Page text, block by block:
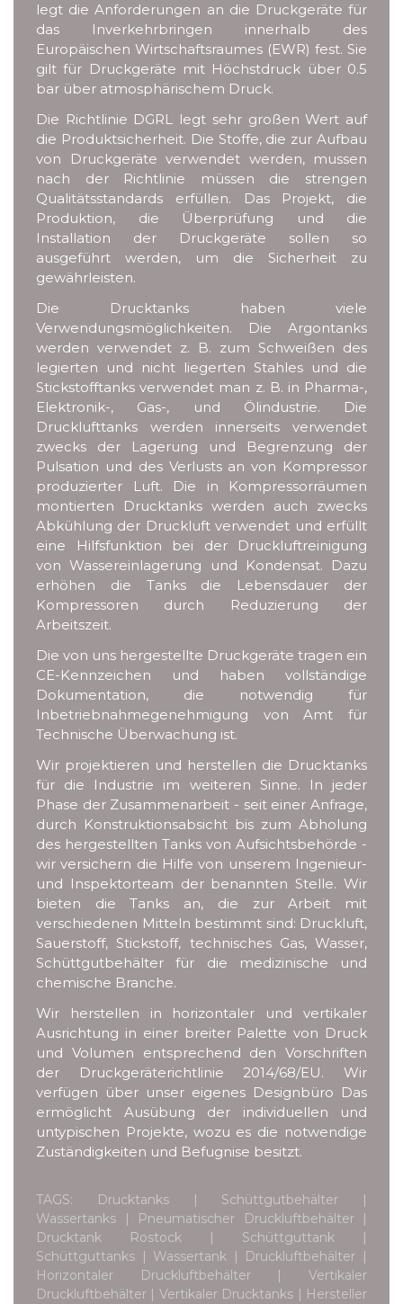
legt die Anforderungen an die Druckgeräte für
das Inverkehrbringen innerhalb des
Europäischen Wirtschaftsraumes (EWR) fest. Sie
gilt für Druckgeräte mit Höchstdruck über 0.5
bar über atmosphärischem Druck.
Die Richtlinie DGRL legt sehr großen Wert auf
die Produktsicherheit. Die Stoffe, die zur Aufbau
von Druckgeräte verwendet werden, mussen
nach der Richtlinie müssen die strengen
Qualitätsstandards erfüllen. Das Projekt, die
Produktion, die Überprüfung und die
Installation der Druckgeräte sollen so
ausgeführt werden, um die Sicherheit zu
gewährleisten.
Die Drucktanks haben viele
Verwendungsmöglichkeiten. Die Argontanks
werden verwendet z. B. zum Schweißen des
legierten und nicht liegerten Stahles und die
Stickstofftanks verwendet man z. B. in Pharma-,
Elektronik-, Gas-, und Ölindustrie. Die
Drucklufttanks werden innerseits verwendet
zwecks der Lagerung und Begrenzung der
Pulsation und des Verlusts an von Kompressor
produzierter Luft. Die in Kompressorräumen
montierten Drucktanks werden auch zwecks
Abkühlung der Druckluft verwendet und erfüllt
eine Hilfsfunktion bei der Druckluftreinigung
von Wassereinlagerung und Kondensat. Dazu
erhöhen die Tanks die Lebensdauer der
Kompressoren durch Reduzierung der
Arbeitszeit.
Die von uns hergestellte Druckgeräte tragen ein
CE-Kennzeichen und haben vollständige
Dokumentation, die notwendig für
Inbetriebnahmegenehmigung von Amt für
Technische Überwachung ist.
Wir projektieren und herstellen die Drucktanks
für die Industrie im weiteren Sinne. In jeder
Phase der Zusammenarbeit - seit einer Anfrage,
durch Konstruktionsabsicht bis zum Abholung
des hergestellten Tanks von Aufsichtsbehörde -
wir versichern die Hilfe von unserem Ingenieur-
und Inspektorteam der benannten Stelle. Wir
bieten die Tanks an, die zur Arbeit mit
verschiedenen Mitteln bestimmt sind: Druckluft,
Sauerstoff, Stickstoff, technisches Gas, Wasser,
Schüttgutbehälter für die medizinische und
chemische Branche.
Wir herstellen in horizontaler und vertikaler
Ausrichtung in einer breiter Palette von Druck
und Volumen entsprechend den Vorschriften
der Druckgeräterichtlinie 2014/68/EU. Wir
verfügen über unser eigenes Designbüro Das
ermöglicht Ausübung der individuellen und
untypischen Projekte, wozu es die notwendige
Zuständigkeiten und Befugnise besitzt.
TAGS: Drucktanks | Schüttgutbehälter |
Wassertanks | Pneumatischer Druckluftbehälter |
Drucktank Rostock | Schüttguttank |
Schüttguttanks | Wassertank | Druckluftbehälter |
Horizontaler Druckluftbehälter | Vertikaler
Druckluftbehälter | Vertikaler Drucktanks | Hersteller